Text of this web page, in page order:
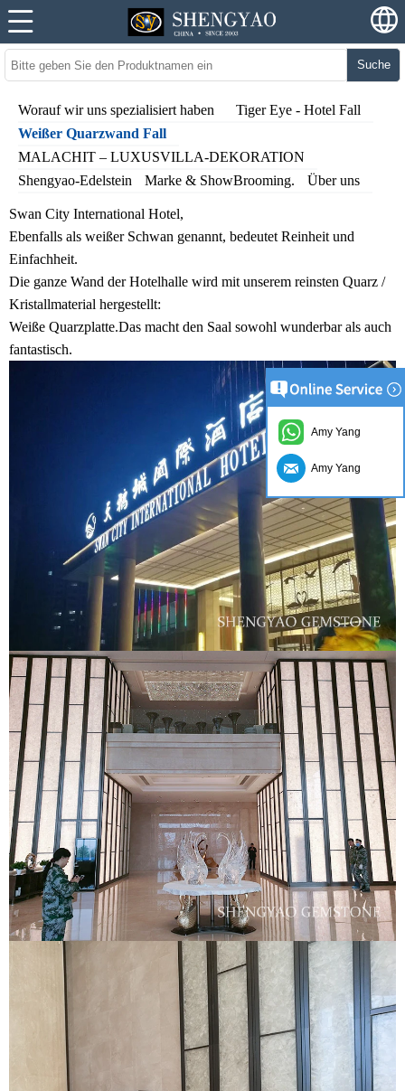
Suche
Worauf wir uns spezialisiert haben
Tiger Eye - Hotel Fall
Weißer Quarzwand Fall
MALACHIT – LUXUSVILLA-DEKORATION
Shengyao-Edelstein
Marke & ShowBrooming. Über uns
Swan City International Hotel,
Ebenfalls als weißer Schwan genannt, bedeutet Reinheit und
Einfachheit.
Die ganze Wand der Hotelhalle wird mit unserem reinsten Quarz /
Kristallmaterial hergestellt:
Weiße Quarzplatte.Das macht den Saal sowohl wunderbar als auch
fantastisch.
Amy Yang
Amy Yang